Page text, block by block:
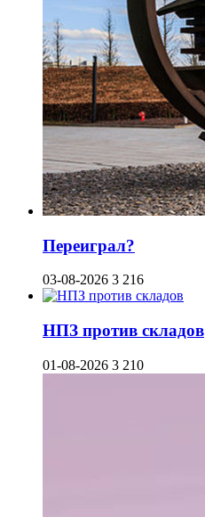
Переиграл?
03-08-2026 3 216
НПЗ против складов
01-08-2026 3 210